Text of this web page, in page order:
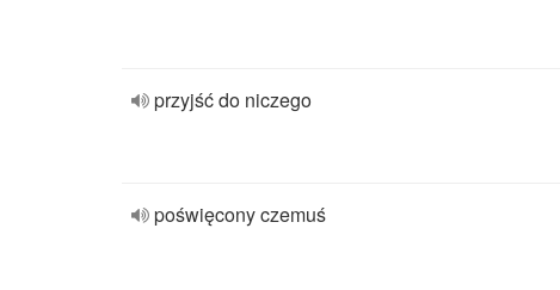
przyjść do niczego
poświęcony czemuś